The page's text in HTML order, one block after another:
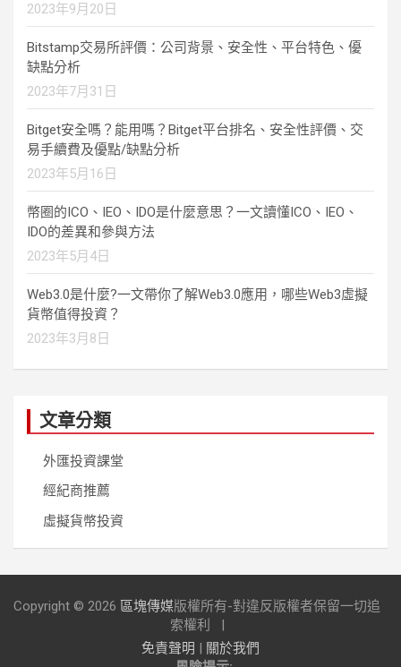
2023年9月20日
Bitstamp交易所評價：公司背景、安全性、平台特色、優
缺點分析
2023年7月31日
Bitget安全嗎？能用嗎？Bitget平台排名、安全性評價、交
易手續費及優點/缺點分析
2023年5月16日
幣圈的ICO、IEO、IDO是什麼意思？一文讀懂ICO、IEO、
IDO的差異和參與方法
2023年5月4日
Web3.0是什麼?一文帶你了解Web3.0應用，哪些Web3虛擬
貨幣值得投資？
2023年3月8日
文章分類
外匯投資課堂
經紀商推薦
虛擬貨幣投資
Copyright © 2026 區塊傳媒版權所有-對違反版權者保留一切追
索權利
免責聲明 | 關於我們